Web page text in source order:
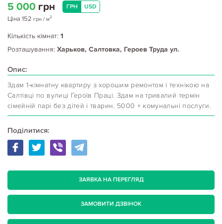
5 000 грн ГРН USD
Ціна 152 грн / м2
Кількість кімнат: 1
Розташування: Харьков, Салтовка, Героев Труда ул.
Опис:
Здам 1-кімнатну квартиру з хорошим ремонтом і технікою на
Салтівці по вулиці Героїв Праці. Здам на тривалий термін
сімейній парі без дітей і тварин. 5000 + комунальні послуги.
Поділитися:
ЗАЯВКА НА ПЕРЕГЛЯД
ЗАМОВИТИ ДЗВІНОК